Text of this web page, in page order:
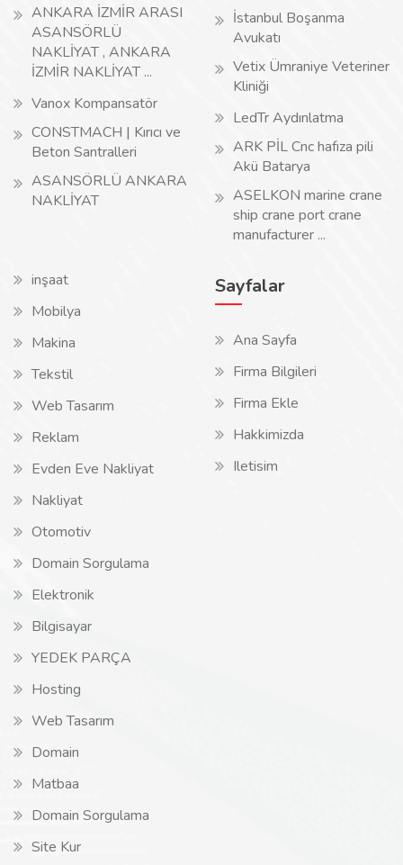
ANKARA İZMİR ARASI
ASANSÖRLÜ
NAKLİYAT , ANKARA
İZMİR NAKLİYAT ...
Vanox Kompansatör
CONSTMACH | Kırıcı ve
Beton Santralleri
ASANSÖRLÜ ANKARA
NAKLİYAT
İstanbul Boşanma
Avukatı
Vetix Ümraniye Veteriner
Kliniği
LedTr Aydınlatma
ARK PİL Cnc hafıza pili
Akü Batarya
ASELKON marine crane
ship crane port crane
manufacturer ...
inşaat
Mobilya
Makina
Tekstil
Web Tasarım
Reklam
Evden Eve Nakliyat
Nakliyat
Otomotiv
Domain Sorgulama
Elektronik
Bilgisayar
YEDEK PARÇA
Hosting
Web Tasarım
Domain
Matbaa
Domain Sorgulama
Site Kur
Sayfalar
Ana Sayfa
Firma Bilgileri
Firma Ekle
Hakkimizda
Iletisim